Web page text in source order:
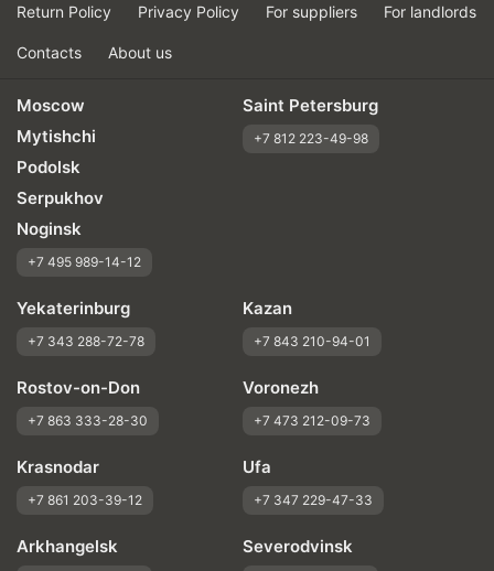
Return Policy Privacy Policy For suppliers For landlords
Contacts About us
Moscow
Mytishchi
Podolsk
Serpukhov
Noginsk
+7 495 989-14-12
Saint Petersburg
+7 812 223-49-98
Yekaterinburg
+7 343 288-72-78
Kazan
+7 843 210-94-01
Rostov-on-Don
+7 863 333-28-30
Voronezh
+7 473 212-09-73
Krasnodar
+7 861 203-39-12
Ufa
+7 347 229-47-33
Arkhangelsk Severodvinsk